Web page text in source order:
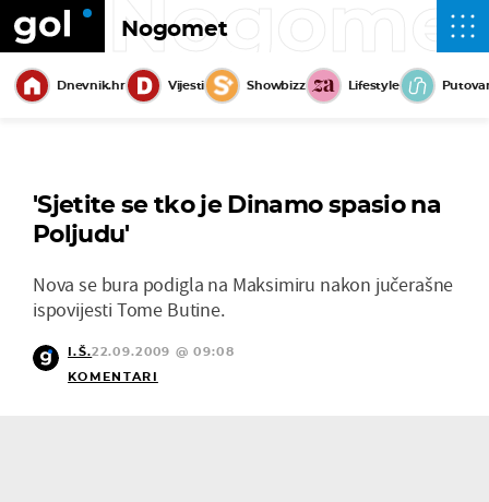
Nogomet
Dnevnik.hr Vijesti Showbizz Lifestyle
'Sjetite se tko je Dinamo spasio na
Poljudu'
Nova se bura podigla na Maksimiru nakon jučerašne
ispovijesti Tome Butine.
I.Š.22.09.2009 @ 09:08
KOMENTARI